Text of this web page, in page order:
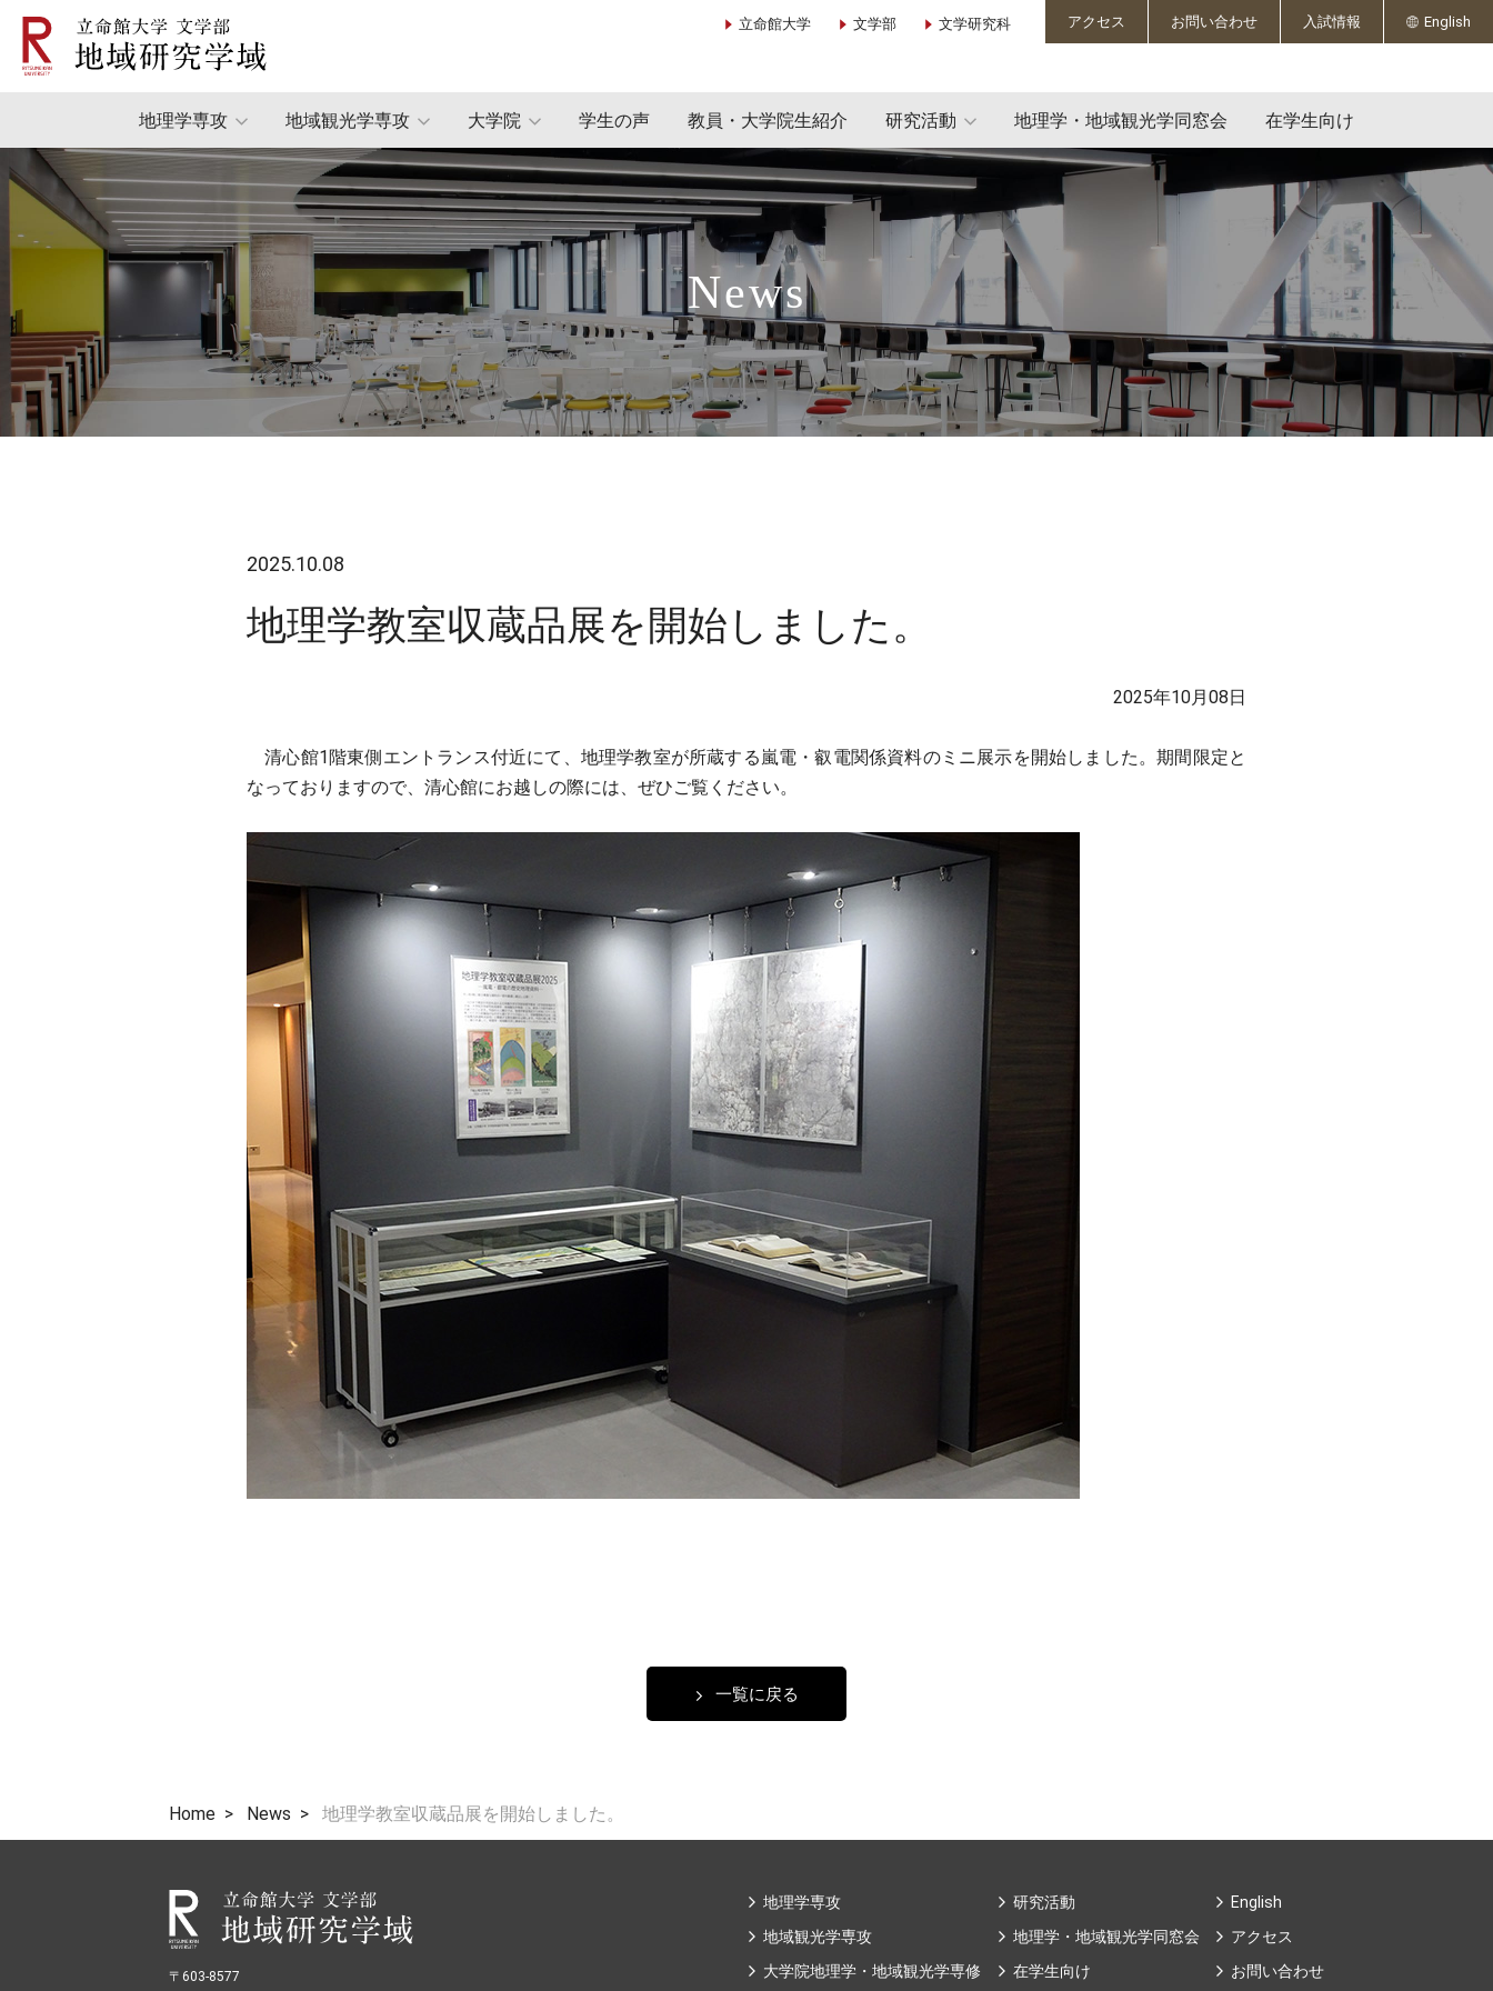
地理学専攻 地域観光学専攻 大学院 学生の声 教員・大学院生紹介 研究活動 地理学・地域観光学同窓会 在学生向け
立命館大学 文学部 文学研究科 アクセス お問い合わせ 入試情報 English
News
2025.10.08
地理学教室収蔵品展を開始しました。
2025年10月08日
清心館1階東側エントランス付近にて、地理学教室が所蔵する嵐電・叡電関係資料のミニ展示を開始しました。期間限定と
なっておりますので、清心館にお越しの際には、ぜひご覧ください。
一覧に戻る
Home News 地理学教室収蔵品展を開始しました。
〒603-8577
地理学専攻
地域観光学専攻
大学院地理学・地域観光学専修
研究活動
地理学・地域観光学同窓会
在学生向け
English
アクセス
お問い合わせ